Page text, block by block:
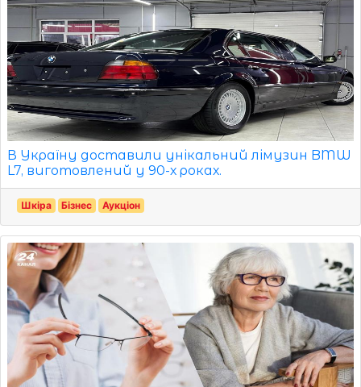
В Україну доставили унікальний лімузин BMW
L7, виготовлений у 90-х роках.
Шкіра Бізнес Аукціон